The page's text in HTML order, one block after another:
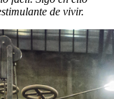
de vivir.